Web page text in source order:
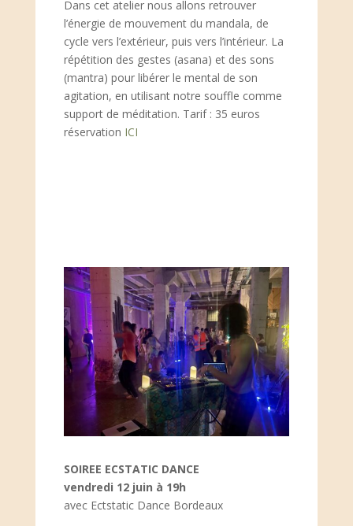
Dans cet atelier nous allons retrouver
l’énergie de mouvement du mandala, de
cycle vers l’extérieur, puis vers l’intérieur. La
répétition des gestes (asana) et des sons
(mantra) pour libérer le mental de son
agitation, en utilisant notre souffle comme
support de méditation. Tarif : 35 euros
réservation ICI
SOIREE ECSTATIC DANCE
vendredi 12 juin à 19h
avec Ectstatic Dance Bordeaux